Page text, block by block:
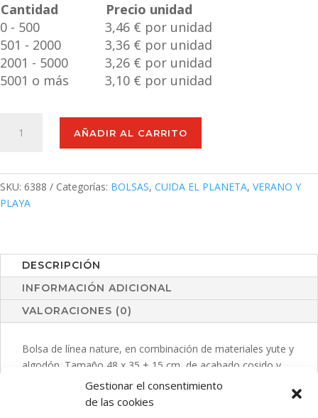
Gestionar el consentimiento
de las cookies
Cantidad
Precio unidad
0 - 500
3,46 € por unidad
501 - 2000
3,36 € por unidad
2001 - 5000
3,26 € por unidad
5001 o más
3,10 € por unidad
Bitalex
AÑADIR AL CARRITO
SKU: 6388 Categorías: BOLSAS, CUIDA EL PLANETA, VERANO Y
PLAYA
DESCRIPCIÓN
INFORMACIÓN ADICIONAL
VALORACIONES (0)
Bolsa de línea nature, en combinación de materiales yute y
algodón. Tamaño 48 x 35 + 15 cm, de acabado cosido y
con asas largas reforzadas de 90 cm en algodón.
Resistencia de hasta 9 kg de peso.